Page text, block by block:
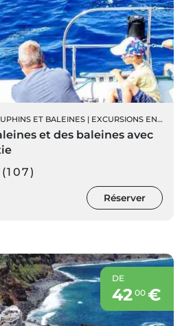
ET BALEINES | EXCURSIONS EN BATEAU
et des baleines avec
Réserver
DE
42 00€